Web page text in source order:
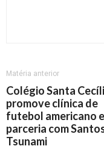
Matéria anterior
Colégio Santa
promove clínica de
futebol americano
parceria com
Tsunami